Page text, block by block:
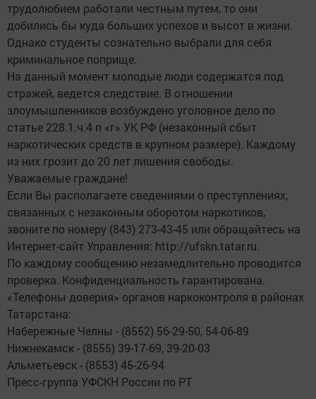
трудолюбием работали честным путем, то они
добились бы куда больших успехов и высот в жизни.
Однако студенты сознательно выбрали для себя
криминальное поприще.
На данный момент молодые люди содержатся под
стражей, ведется следствие. В отношении
злоумышленников возбуждено уголовное дело по
статье 228.1.ч.4 п «г» УК РФ (незаконный сбыт
наркотических средств в крупном размере). Каждому
из них грозит до 20 лет лишения свободы.
Уважаемые граждане!
Если Вы располагаете сведениями о преступлениях,
связанных с незаконным оборотом наркотиков,
звоните по номеру (843) 273-43-45 или обращайтесь на
Интернет-сайт Управления: http://ufskn.tatar.ru.
По каждому сообщению незамедлительно проводится
проверка. Конфиденциальность гарантирована.
«Телефоны доверия» органов наркоконтроля в районах
Татарстана:
Набережные Челны - (8552) 56-29-50, 54-06-89
Нижнекамск - (8555) 39-17-69, 39-20-03
Альметьевск - (8553) 45-26-94
Пресс-группа УФСКН России по РТ